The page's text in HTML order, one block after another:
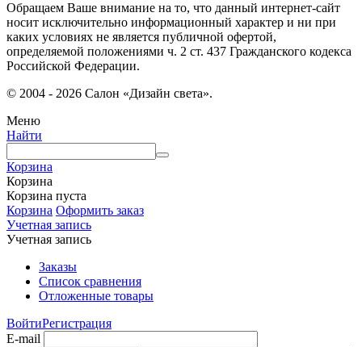
Обращаем Ваше внимание на то, что данный интернет-сайт
носит исключительно информационный характер и ни при
каких условиях не является публичной офертой,
определяемой положениями ч. 2 ст. 437 Гражданского кодекса
Российской Федерации.
© 2004 - 2026 Салон «Дизайн света».
Меню
Найти
Корзина
Корзина
Корзина пуста
Корзина Оформить заказ
Учетная запись
Учетная запись
Заказы
Список сравнения
Отложенные товары
ВойтиРегистрация
E-mail